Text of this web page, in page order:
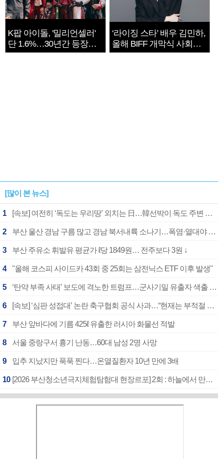
K팝 아이돌, '밀리언셀러'
단 1.6%…30년간 등장
1182개팀 전수조사
‘라이징 스타’ 배우 김민하,
올해 BIFF 개막식 사회자
확정
[많이 본 뉴스]
1 [속보] 여전히 ‘독도는 우리땅’ 외치는 日…韓선박이 독도 주변 해양조사 활동하자 반발
2 부산 울산 경남 구름 많고 경남 북서내륙 소나기…폭염·열대야 계속
3 부산 주유소 휘발유 평균가 ℓ당 1849원… 전주보다 3원 ↓
4 "올해 코스피 사이드카 43회 중 25회는 삼전닉스 ETF 이후 발생"
5 ‘탄약 부족 사태’ 보도에 격노한 트럼프…군사기밀 유출자 색출 지시
6 [속보] ‘심판 성접대’ 논란 축구협회 공식 사과…“현재는 부적절 행위 없어”
7 부산 앞바다에 기름 425ℓ 유출한 러시아 화물선 적발
8 서울 중랑구서 흉기 난동…60대 남성 2명 사망
9 입추 지났지만 푹푹 찐다…온열질환자 10년 만에 3배
10 [2026 부산청소년극지체험탐험대 현장르포] 2회 : 하늘에서 만난 얼음의 나라